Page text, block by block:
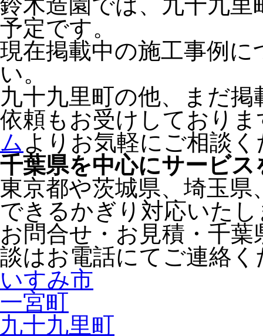
予定です。
現在掲載中の施工事例に
い。
九十九里町の他、まだ
依頼もお受けしており
ム よりお気軽にご相談
千葉県を中心にサービ
東京都や茨城県、 埼玉県
できるかぎり対応いた
お問合せ・お見積・千
談はお電話にてご連絡く
いすみ市
一宮町
九十九里町